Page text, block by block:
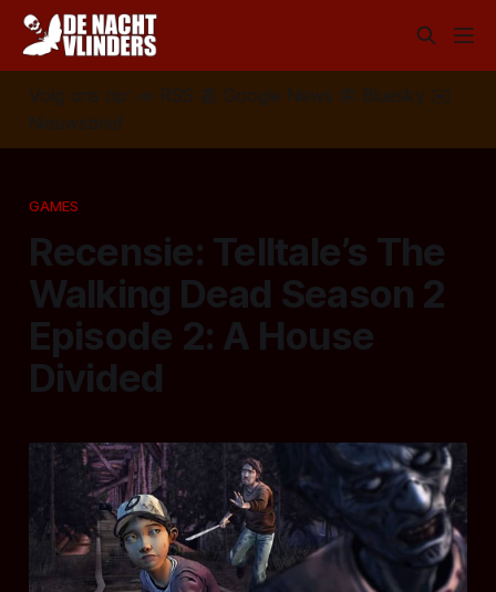
Volg ons op: 📣 RSS 📰 Google News 🦋 Bluesky
✉️
Nieuwsbrief
GAMES
Recensie: Telltale’s The
Walking Dead Season 2
Episode 2: A House
Divided